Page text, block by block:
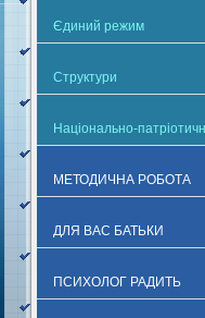
Єдиний режим
Структури
Національно-
МЕТОДИЧНА РОБОТА
ДЛЯ ВАС БАТЬКИ
ПСИХОЛОГ РАДИТЬ